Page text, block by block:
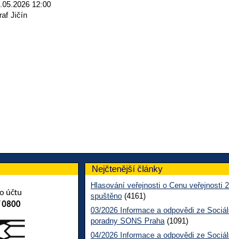
12:00
Jičín
účtu
0800
Nejčtenější články
Hlasování veřejnosti o Cenu veřejnosti
spuštěno (4161)
03/2026 Informace a odpovědi ze
poradny SONS Praha (1091)
04/2026 Informace a odpovědi ze